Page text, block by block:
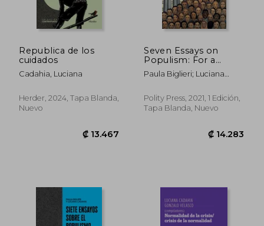
Republica de los
cuidados
Cadahia, Luciana
Herder, 2024, Tapa Blanda,
Nuevo
Seven Essays on
Populism: For a
Renewed Theoretical
Perspective (Critical
Paula Biglieri; Luciana
Polity Press, 2021, 1 Edición,
Tapa Blanda, Nuevo